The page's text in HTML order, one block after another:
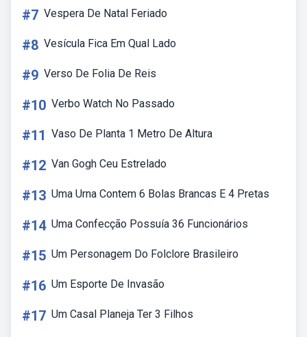
#7 Vespera De Natal Feriado
#8 Vesícula Fica Em Qual Lado
#9 Verso De Folia De Reis
#10 Verbo Watch No Passado
#11 Vaso De Planta 1 Metro De Altura
#12 Van Gogh Ceu Estrelado
#13 Uma Urna Contem 6 Bolas Brancas E 4 Pretas
#14 Uma Confecção Possuía 36 Funcionários
#15 Um Personagem Do Folclore Brasileiro
#16 Um Esporte De Invasão
#17 Um Casal Planeja Ter 3 Filhos